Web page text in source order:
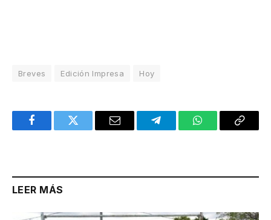
Breves Edición Impresa Hoy
FacebookTwitter Email TelegramWhatsAppCopy
LEER MÁS